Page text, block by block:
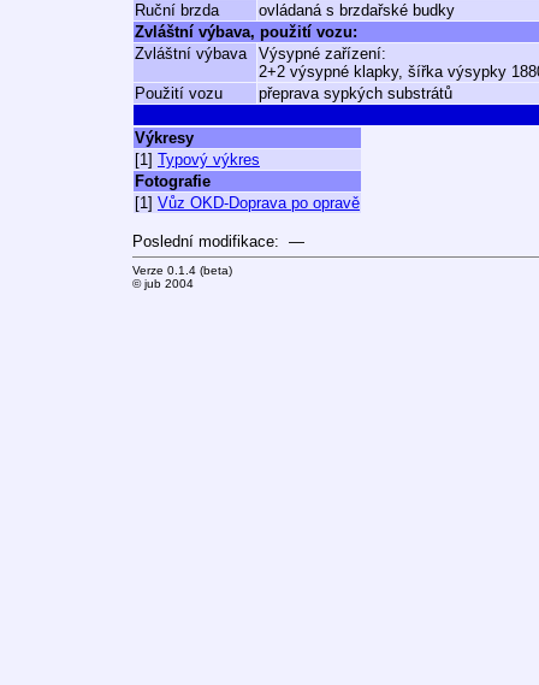
Ruční brzda
ovládaná s brzdařské budky
Zvláštní výbava, použití vozu:
Zvláštní výbava
Výsypné zařízení:
2+2 výsypné klapky, šířka výsypky
Použití vozu
přeprava sypkých substrátů
Výkresy
[1] Typový výkres
Fotografie
[1] Vůz OKD-Doprava po opravě
Poslední modifikace: —
Verze 0.1.4 (beta)
© jub 2004